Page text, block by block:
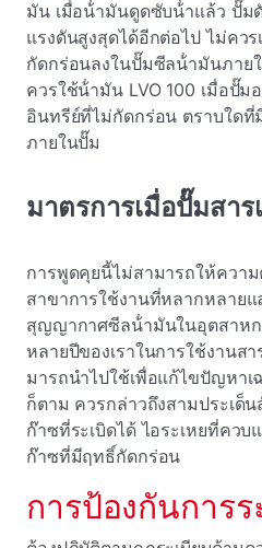
มัน เมื่อน้ํามันดูดซับน้ําแล้ว ปั๊ม
แรงดันสูงสุดได้อีกต่อไป ไม่คว
กัดกร่อนลงในปั๊มซีลน้ํามันภาย
ควรใช้น้ํามัน LVO 100 เมื่อปั๊ม
อินทรีย์ที่ไม่กัดกร่อน ตราบใด
ภายในปั๊ม
มาตรการเมื่อปั๊มสาร
การพูดคุยนี้ไม่สามารถให้ควา
สาขาการใช้งานที่หลากหลาย
สุญญากาศซีลน้ํามันในอุตสาห
หลายปีของเราในการใช้งานส
มารถนําไปใช้เพื่อแก้ไขปัญหา
ก็ตาม ควรกล่าวถึงสามประเด็
ก๊าซที่ระเบิดได้ ไอระเหยที่ควบ
ก๊าซที่มีฤทธิ์กัดกร่อน
การป้องกันการร